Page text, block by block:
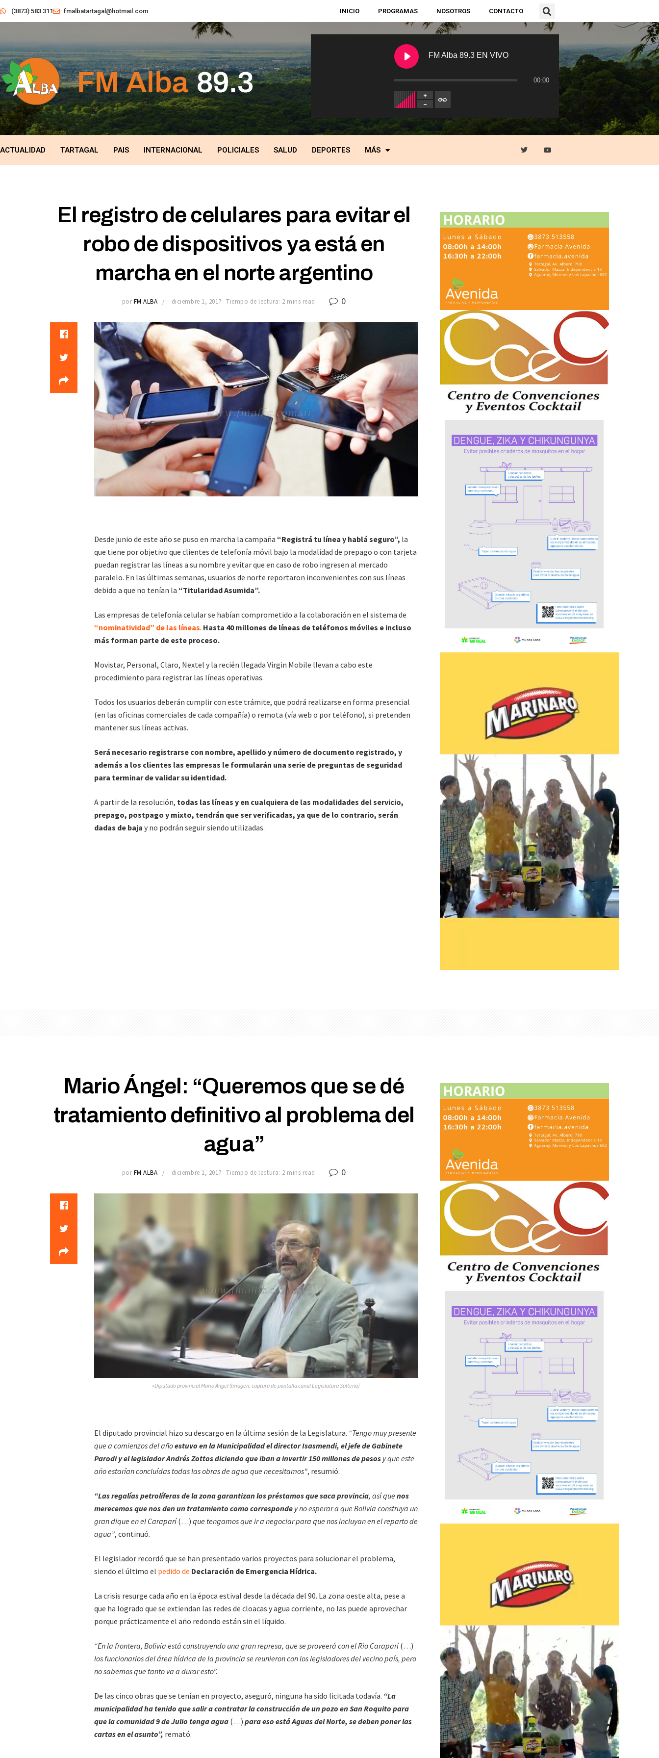
(3873) 583 311 fmalbatartagal@hotmail.com INICIO PROGRAMAS NOSOTROS CONTACTO
FM Alba 89.3 EN VIVO
00:00
ACTUALIDAD TARTAGAL PAIS INTERNACIONAL POLICIALES SALUD DEPORTES MÁS
El registro de celulares para evitar el
robo de dispositivos ya está en
marcha en el norte argentino
por FM ALBA diciembre 1, 2017 Tiempo de lectura: 2 mins read 0
Desde junio de este año se puso en marcha la campaña “Registrá tu línea y hablá seguro”, la
que tiene por objetivo que clientes de telefonía móvil bajo la modalidad de prepago o con tarjeta
puedan registrar las líneas a su nombre y evitar que en caso de robo ingresen al mercado
paralelo. En las últimas semanas, usuarios de norte reportaron inconvenientes con sus líneas
debido a que no tenían la “Titularidad Asumida”.
Las empresas de telefonía celular se habían comprometido a la colaboración en el sistema de
“nominatividad” de las líneas. Hasta 40 millones de líneas de teléfonos móviles e incluso
más forman parte de este proceso.
Movistar, Personal, Claro, Nextel y la recién llegada Virgin Mobile llevan a cabo este
procedimiento para registrar las líneas operativas.
Todos los usuarios deberán cumplir con este trámite, que podrá realizarse en forma presencial
(en las oficinas comerciales de cada compañía) o remota (vía web o por teléfono), si pretenden
mantener sus líneas activas.
Será necesario registrarse con nombre, apellido y número de documento registrado, y
además a los clientes las empresas le formularán una serie de preguntas de seguridad
para terminar de validar su identidad.
A partir de la resolución, todas las líneas y en cualquiera de las modalidades del servicio,
prepago, postpago y mixto, tendrán que ser verificadas, ya que de lo contrario, serán
dadas de baja y no podrán seguir siendo utilizadas.
Mario Ángel: “Queremos que se dé
tratamiento definitivo al problema del
agua”
por FM ALBA diciembre 1, 2017 Tiempo de lectura: 2 mins read 0
»Diputado provincial Mario Ángel (Imagen: captura de pantalla canal Legislatura Salteña)
El diputado provincial hizo su descargo en la última sesión de la Legislatura. “Tengo muy presente
que a comienzos del añoestuvo en la Municipalidad el director Isasmendi, el jefe de Gabinete
Parodi y el legislador Andrés Zottosdiciendo que iban a invertir 150 millones de pesos y que este
año estarían concluídas todas las obras de agua que necesitamos”, resumió.
“Las regalías petrolíferas de la zona garantizan los préstamos que saca provincia, así que nos
merecemos que nos den un tratamiento como corresponde y no esperar a que Bolivia construya un
gran dique en el Caraparí(…) que tengamos que ir a negociar para que nos incluyan en el reparto de
agua”, continuó.
El legislador recordó que se han presentado varios proyectos para solucionar el problema,
siendo el último el pedido de Declaración de Emergencia Hídrica.
La crisis resurge cada año en la época estival desde la década del 90. La zona oeste alta, pese a
que ha logrado que se extiendan las redes de cloacas y agua corriente, no las puede aprovechar
porque prácticamente el año redondo están sin el líquido.
“En la frontera, Bolivia está construyendo una gran represa, que se proveerá con el Rio Caraparí(…)
los funcionarios del área hídrica de la provincia se reunieron con los legisladores del vecino país, pero
no sabemos que tanto va a durar esto”.
De las cinco obras que se tenían en proyecto, aseguró, ninguna ha sido licitada todavía. “La
municipalidad ha tenido que salir a contratar la construcción de un pozo en San Roquito para
que la comunidad 9 de Julio tenga agua (…) para eso está Aguas del Norte, se deben poner las
cartas en el asunto”, remató.